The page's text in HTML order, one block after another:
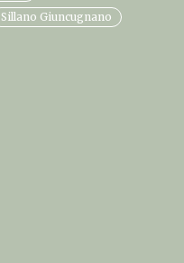
Sillano Giuncugnano